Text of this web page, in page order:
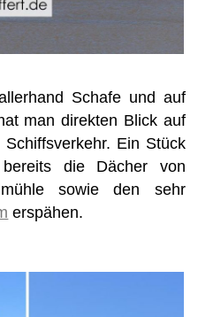
Schafe und auf
man direkten Blick auf
Ein Stück
die Dächer von
sowie den sehr
erspähen.